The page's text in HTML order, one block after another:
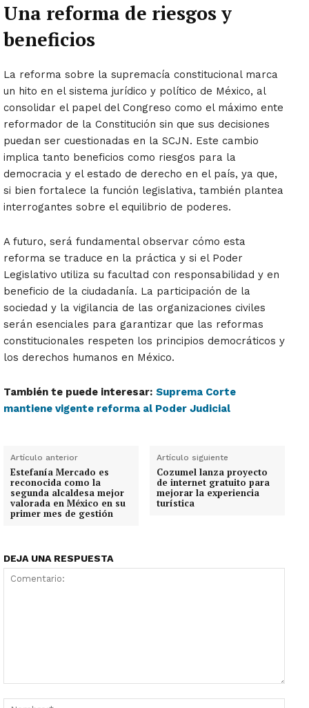
Una reforma de riesgos y
beneficios
La reforma sobre la supremacía constitucional marca
un hito en el sistema jurídico y político de México, al
consolidar el papel del Congreso como el máximo ente
reformador de la Constitución sin que sus decisiones
puedan ser cuestionadas en la SCJN. Este cambio
implica tanto beneficios como riesgos para la
democracia y el estado de derecho en el país, ya que,
si bien fortalece la función legislativa, también plantea
interrogantes sobre el equilibrio de poderes.
A futuro, será fundamental observar cómo esta
reforma se traduce en la práctica y si el Poder
Legislativo utiliza su facultad con responsabilidad y en
beneficio de la ciudadanía. La participación de la
sociedad y la vigilancia de las organizaciones civiles
serán esenciales para garantizar que las reformas
constitucionales respeten los principios democráticos y
los derechos humanos en México.
También te puede interesar: Suprema Corte
mantiene vigente reforma al Poder Judicial
Artículo anterior
Estefanía Mercado es
reconocida como la
segunda alcaldesa mejor
valorada en México en su
primer mes de gestión
Artículo siguiente
Cozumel lanza proyecto
de internet gratuito para
mejorar la experiencia
turística
DEJA UNA RESPUESTA